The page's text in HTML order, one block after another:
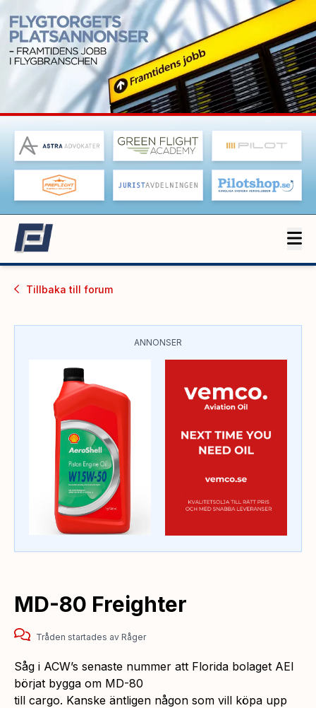
Tillbaka till forum
ANNONSER
MD-80 Freighter
Tråden startades av Råger
Såg i ACW’s senaste nummer att Florida bolaget AEI
börjat bygga om MD-80
till cargo. Kanske äntligen någon som vill köpa upp